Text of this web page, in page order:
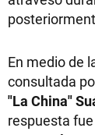
En medio de
consultada
"La China"
respuesta